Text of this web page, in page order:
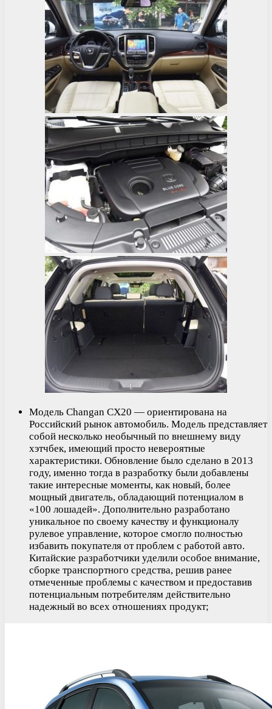
Модель Changan CX20 — ориентирована на
Российский рынок автомобиль. Модель представляет
собой несколько необычный по внешнему виду
хэтчбек, имеющий просто невероятные
характеристики. Обновление было сделано в 2013
году, именно тогда в разработку были добавлены
такие интересные моменты, как новый, более
мощный двигатель, обладающий потенциалом в
«100 лошадей». Дополнительно разработано
уникальное по своему качеству и функционалу
рулевое управление, которое смогло полностью
избавить покупателя от проблем с работой авто.
Китайские разработчики уделили особое внимание,
сборке транспортного средства, решив ранее
отмеченные проблемы с качеством и предоставив
потенциальным потребителям действительно
надежный во всех отношениях продукт;